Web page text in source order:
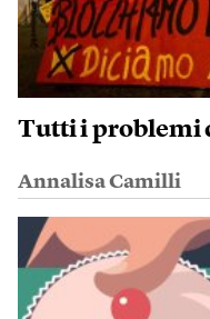
Tutti i problemi
Annalisa Camilli